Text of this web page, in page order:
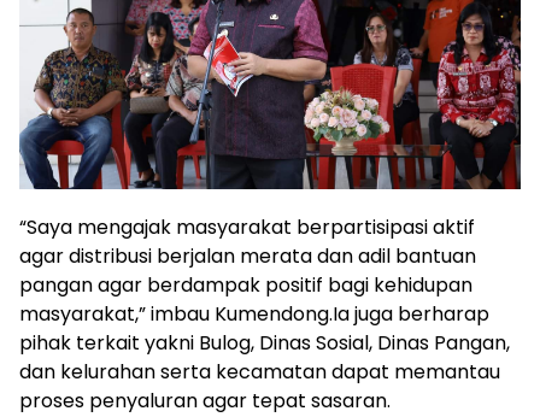
“Saya mengajak masyarakat berpartisipasi aktif
agar distribusi berjalan merata dan adil bantuan
pangan agar berdampak positif bagi kehidupan
masyarakat,” imbau Kumendong.Ia juga berharap
pihak terkait yakni Bulog, Dinas Sosial, Dinas Pangan,
dan kelurahan serta kecamatan dapat memantau
proses penyaluran agar tepat sasaran.